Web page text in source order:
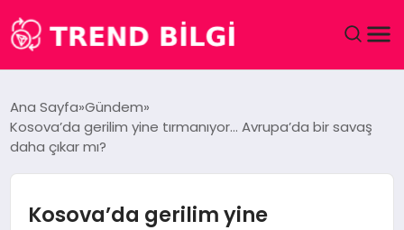
DÜNYA
Ana Sayfa Gündem
Kosova’da gerilim yine tırmanıyor… Avrupa’da bir savaş
daha çıkar mı?
Kosova’da gerilim yine